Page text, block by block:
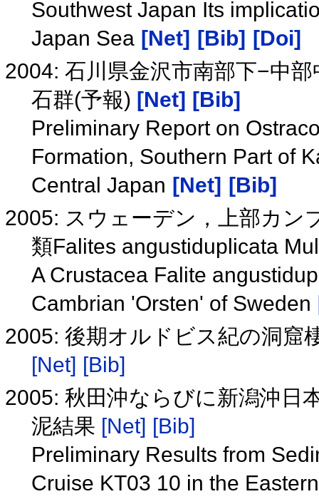
Southwest Japan Its
Japan Sea [Net] [Bib] [Doi]
2004: 石川県金沢市南部下−中
石群(予報) [Net] [Bib]
Preliminary Report on
Formation, Southern Part of
Central Japan [Net] [Bib]
2005: スウェーデン，上部カン
類Falites angustiduplicata
A Crustacea Falite
Cambrian 'Orsten' of Sweden
2005: 後期オルドビス紀の洞窟
[Net] [Bib]
2005: 秋田沖ならびに新潟沖日
泥結果 [Net] [Bib]
Preliminary Results from
Cruise KT03 10 in the